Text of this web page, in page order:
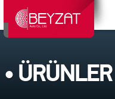
• ÜRÜNLER